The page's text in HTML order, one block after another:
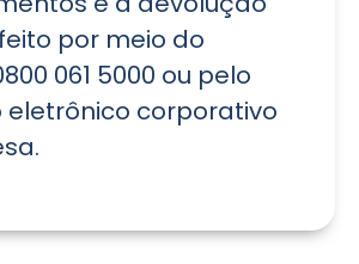
por meio do
061 5000 ou pelo
corporativo